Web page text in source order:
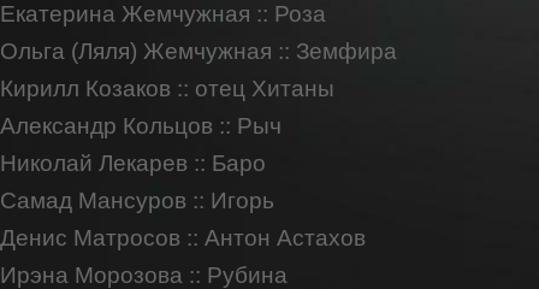
Екатерина Жемчужная :: Роза
Ольга (Ляля) Жемчужная :: Земфира
Кирилл Козаков :: отец Хитаны
Александр Кольцов :: Рыч
Николай Лекарев :: Баро
Самад Мансуров :: Игорь
Денис Матросов :: Антон Астахов
Ирэна Морозова :: Рубина